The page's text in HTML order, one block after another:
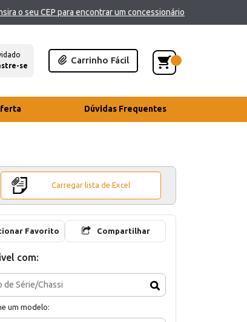
o seu CEP para encontrar um concessionário
se
Carrinho Fácil
Dúvidas Frequentes
Carregar lista de Excel
Favorito Compartilhar
com:
um modelo: